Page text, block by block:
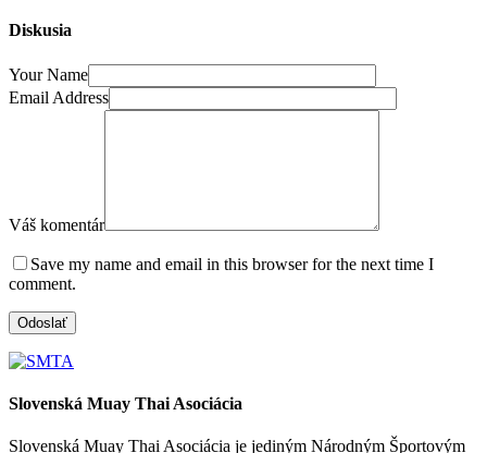
Diskusia
Your Name
Email Address
Váš komentár
Save my name and email in this browser for the next time I
comment.
Slovenská Muay Thai Asociácia
Slovenská Muay Thai Asociácia je jediným Národným Športovým